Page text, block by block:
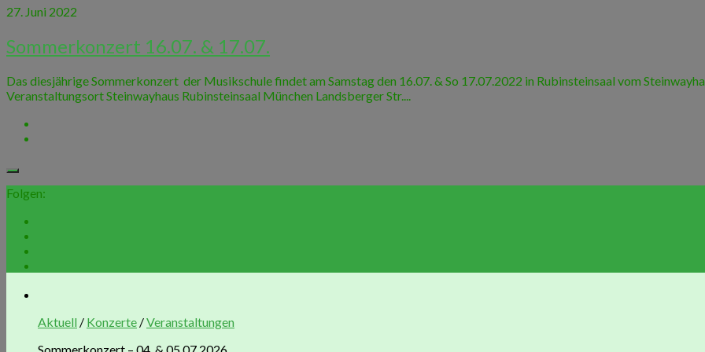
27. Juni 2022
Sommerkonzert 16.07. & 17.07.
Das diesjährige Sommerkonzert der Musikschule findet am Samstag den 16.07. & So 17.07.2022 in Rubinsteinsaal vom
Veranstaltungsort Steinwayhaus Rubinsteinsaal München Landsberger Str....
Folgen:
Aktuell / Konzerte /Veranstaltungen